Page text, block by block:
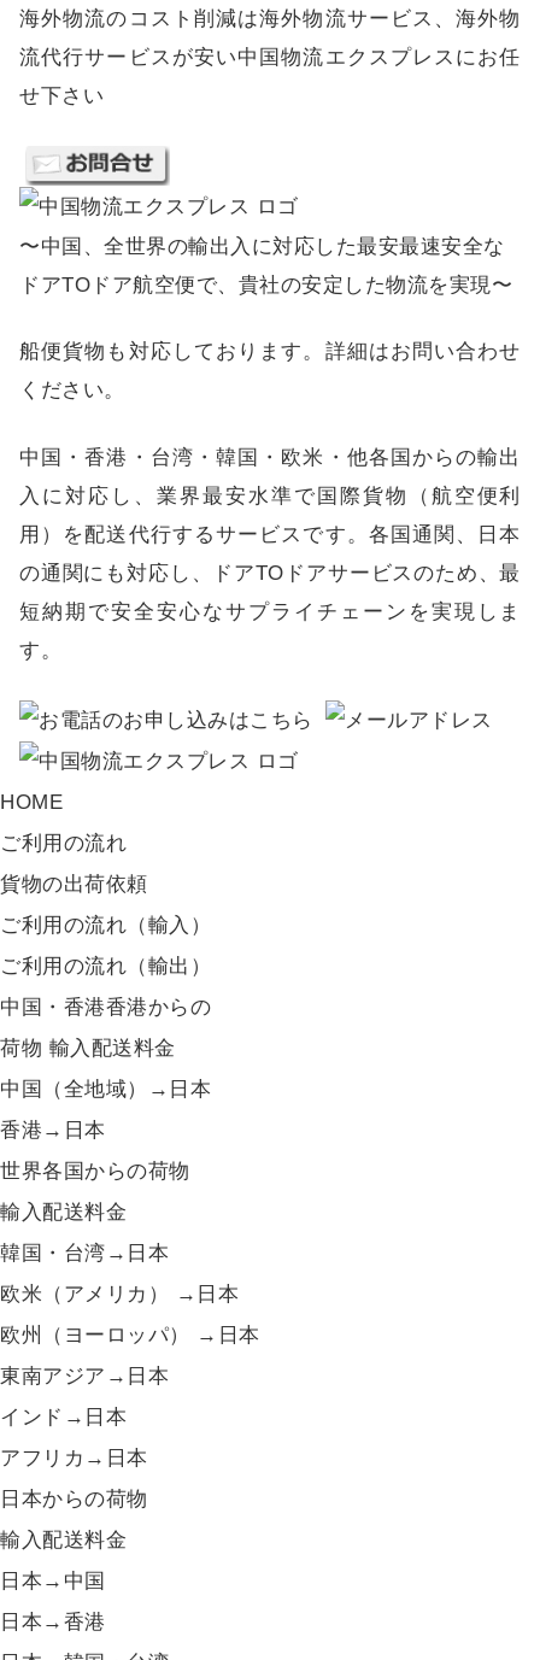
海外物流のコスト削減は海外物流サービス、海外物
流代行サービスが安い中国物流エクスプレスにお任
せ下さい
〜中国、全世界の輸出入に対応した最安最速安全な
ドアTOドア航空便で、貴社の安定した物流を実現〜
船便貨物も対応しております。詳細はお問い合わせ
ください。
中国・香港・台湾・韓国・欧米・他各国からの輸出
入に対応し、業界最安水準で国際貨物（航空便利
用）を配送代行するサービスです。各国通関、日本
の通関にも対応し、ドアTOドアサービスのため、最
短納期で安全安心なサプライチェーンを実現しま
す。
HOME
ご利用の流れ
貨物の出荷依頼
ご利用の流れ（輸入）
ご利用の流れ（輸出）
中国・香港香港からの
荷物 輸入配送料金
中国（全地域）→日本
香港→日本
世界各国からの荷物
輸入配送料金
韓国・台湾→日本
欧米（アメリカ） →日本
欧州（ヨーロッパ） →日本
東南アジア→日本
インド→日本
アフリカ→日本
日本からの荷物
輸入配送料金
日本→中国
日本→香港